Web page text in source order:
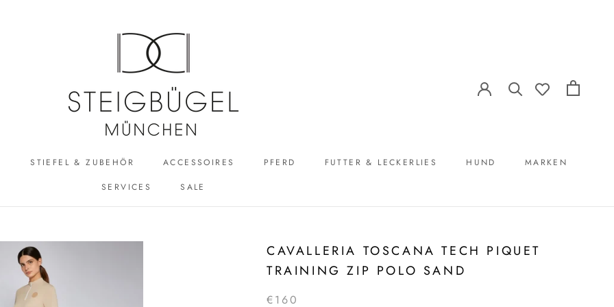
STIEFEL & ZUBEHÖR ACCESSOIRES PFERD FUTTER & LECKERLIES HUND MARKEN
SERVICES
SALE
CAVALLERIA TOSCANA TECH PIQUET
TRAINING ZIP POLO SAND
€160